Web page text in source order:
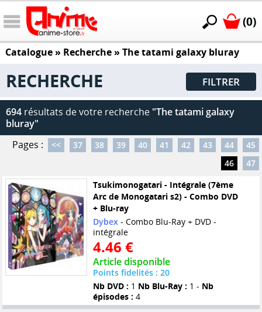
(0)
Catalogue» Recherche » The tatami galaxy bluray
RECHERCHE FILTRER
694 résultats de votre recherche "The tatami galaxy
bluray"
Pages :
<< 37 38 39 40 41 42 43 44
45
46
47
Tsukimonogatari - Intégrale (7ème
Arc de Monogatari s2) - Combo DVD
+ Blu-ray
Dybex- Combo Blu-Ray + DVD -
intégrale
4.46 €
Article disponible
Points fidelités : 20
Nb DVD : 1 Nb Blu-Ray : 1 - Nb
épisodes : 4